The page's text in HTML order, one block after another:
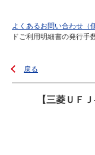
よくあるお問い合わせ（
ドご利用明細書の発行手
戻る
【三菱ＵＦ